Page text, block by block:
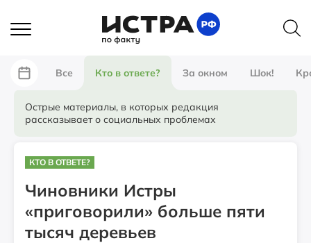
Все Кто в ответе? За окном Шок!
Острые материалы, в которых редакция
рассказывает о социальных проблемах
КТО В ОТВЕТЕ?
Чиновники Истры
«приговорили» больше пяти
тысяч деревьев